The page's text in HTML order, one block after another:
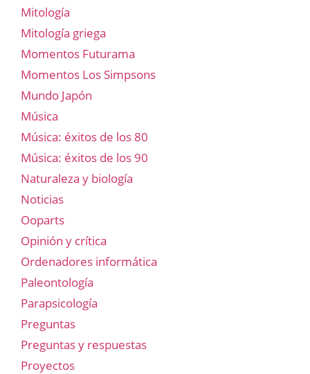
Mitología
Mitología griega
Momentos Futurama
Momentos Los Simpsons
Mundo Japón
Música
Música: éxitos de los 80
Música: éxitos de los 90
Naturaleza y biología
Noticias
Ooparts
Opinión y crítica
Ordenadores informática
Paleontología
Parapsicología
Preguntas
Preguntas y respuestas
Proyectos